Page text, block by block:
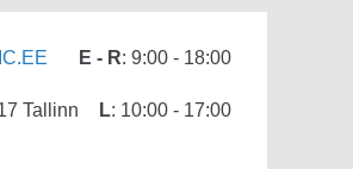
Tallinn
E - R: 9:00 - 18:00
L: 10:00 - 17:00